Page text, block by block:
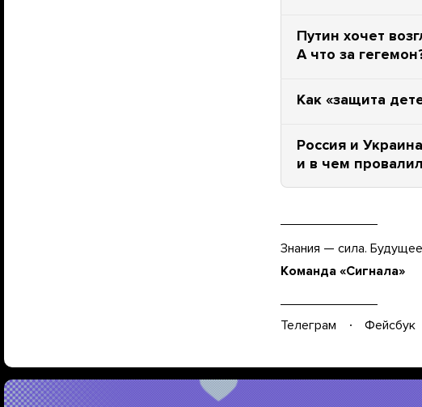
Путин хочет
А что за
Как «защита
Россия и
и в чем
Знания — сила.
Команда «Сигнала»
Телеграм Фейсбук